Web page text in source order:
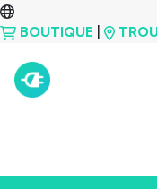
BOUTIQUE